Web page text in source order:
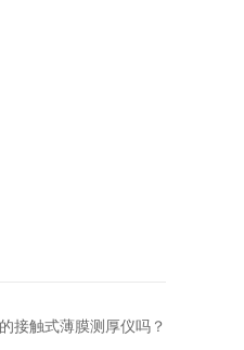
接触式薄膜测厚仪吗？